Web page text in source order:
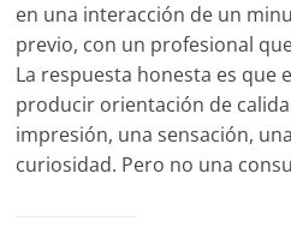
en una interacción de un
previo, con un profesional
La respuesta honesta es que
producir orientación de
impresión, una sensación,
curiosidad. Pero no una